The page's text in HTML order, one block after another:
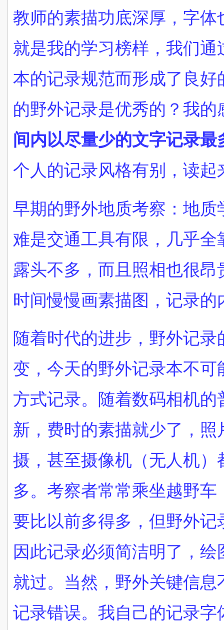
教师的素描功底深厚，字
就是我的学习榜样，我们
本的记录规范而形成了良
的野外记录是优秀的？我的
间内以尽量少的文字记录最
个人的记录风格有别，读
早期的野外地质考察：地
难是交通工具有限，几乎
露头不多，而且照相也很
时间慢慢画素描图，记录的
随着时代的进步，野外记
变，今天的野外记录本不
方式记录。
随着数码相机
新，费时的素描就少了，照
摄，甚至摄像机（无人机
多。考察者常常乘坐越野
要比以前多得多，但野外
因此记录必须简洁明了，
就过。当然，野外关键信
记录错误。我自己的记录